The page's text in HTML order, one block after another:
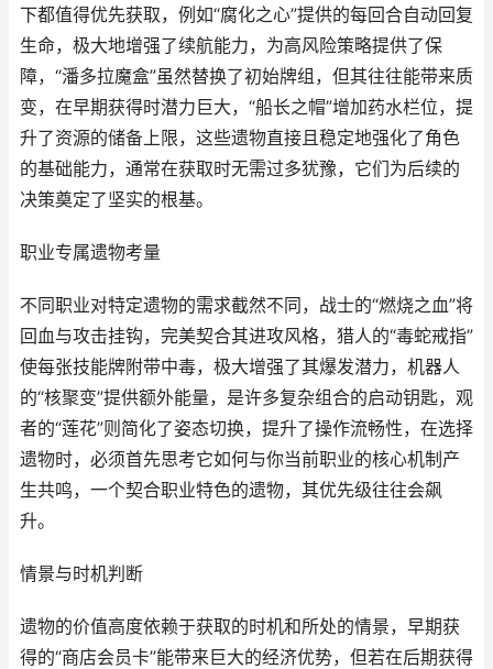
下都值得优先获取，例如“腐化之心”提供的每回合自动回复
生命，极大地增强了续航能力，为高风险策略提供了保
障，“潘多拉魔盒”虽然替换了初始牌组，但其往往能带来质
变，在早期获得时潜力巨大，“船长之帽”增加药水栏位，提
升了资源的储备上限，这些遗物直接且稳定地强化了角色
的基础能力，通常在获取时无需过多犹豫，它们为后续的
决策奠定了坚实的根基。
职业专属遗物考量
不同职业对特定遗物的需求截然不同，战士的“燃烧之血”将
回血与攻击挂钩，完美契合其进攻风格，猎人的“毒蛇戒指”
使每张技能牌附带中毒，极大增强了其爆发潜力，机器人
的“核聚变”提供额外能量，是许多复杂组合的启动钥匙，观
者的“莲花”则简化了姿态切换，提升了操作流畅性，在选择
遗物时，必须首先思考它如何与你当前职业的核心机制产
生共鸣，一个契合职业特色的遗物，其优先级往往会飙
升。
情景与时机判断
遗物的价值高度依赖于获取的时机和所处的情景，早期获
得的“商店会员卡”能带来巨大的经济优势，但若在后期获得